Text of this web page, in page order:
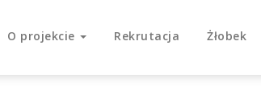
O projekcie Rekrutacja Żłobek